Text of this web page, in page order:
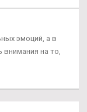
эмоций, а в
на то,